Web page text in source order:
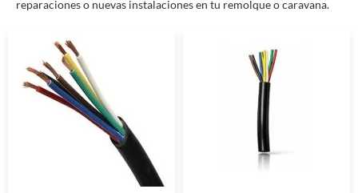
reparaciones o nuevas instalaciones en tu remolque o caravana.